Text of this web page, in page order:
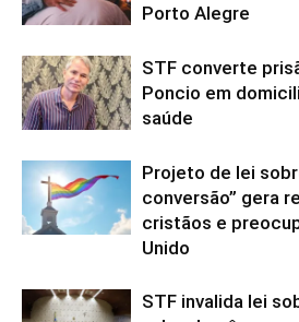
Porto Alegre
STF converte
Poncio em
saúde
Projeto de lei
conversão” gera
cristãos e
Unido
STF invalida lei